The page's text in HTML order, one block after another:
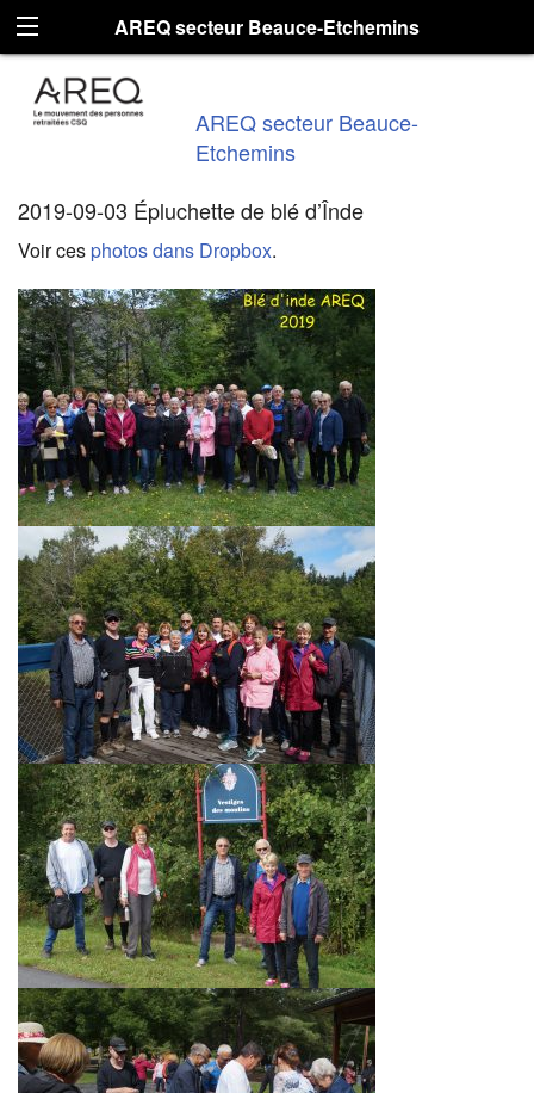
AREQ secteur Beauce-Etchemins
AREQ secteur Beauce-
Etchemins
2019-09-03 Épluchette de blé d’Înde
Voir cesphotos dans Dropbox.